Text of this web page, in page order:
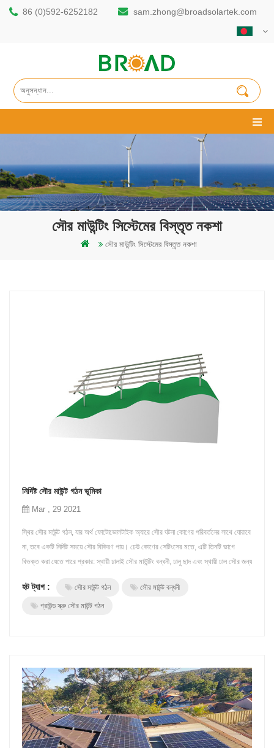
86 (0)592-6252182 sam.zhong@broadsolartek.com
সৌর মাউন্টিং সিস্টেমের বিস্তৃত নকশা
সৌর মাউন্টিং সিস্টেমের বিস্তৃত নকশা
নির্দিষ্ট সৌর মাউন্ট গঠন ভূমিকা
Mar , 29 2021
স্থির সৌর মাউন্ট গঠন, যার অর্থ ফোটোভোলটাইক অ্যারে সৌর ঘটনা কোণের পরিবর্তনের সাথে ঘোরাবে
না, তবে একটি নির্দিষ্ট সময়ে সৌর বিকিরণ পায়। ঢেউ কোণের সেটিংসের মতে, এটি তিনটি ভাগে
বিভক্ত করা যেতে পারে প্রকার: স্থায়ী ঢালাই সৌর মাউন্টিং বন্ধনী, ঢালু ছাদ এবং স্থায়ী ঢাল সৌর জন্য
নির্দিষ্ট ঢালাই সৌর মাউন্ট বন্ধনী, য...
হট ট্যাগ : সৌর মাউন্ট গঠন সৌর মাউন্ট বন্ধনী
গ্রাউন্ড স্ক্রু সৌর মাউন্ট গঠন